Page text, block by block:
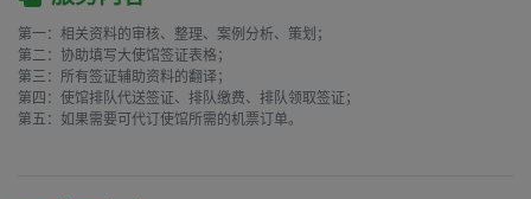
第一：相关资料的审核、整理、案例分析、策划；
第二：协助填写大使馆签证表格；
第三：所有签证辅助资料的翻译；
第四：使馆排队代送签证、排队缴费、排队领取签证；
第五：如果需要可代订使馆所需的机票订单。